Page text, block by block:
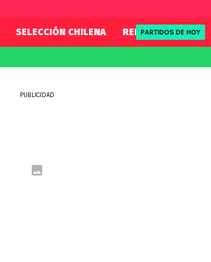
SELECCIÓN CHILENA REDSPORT
PARTIDOS DE HOY
PUBLICIDAD